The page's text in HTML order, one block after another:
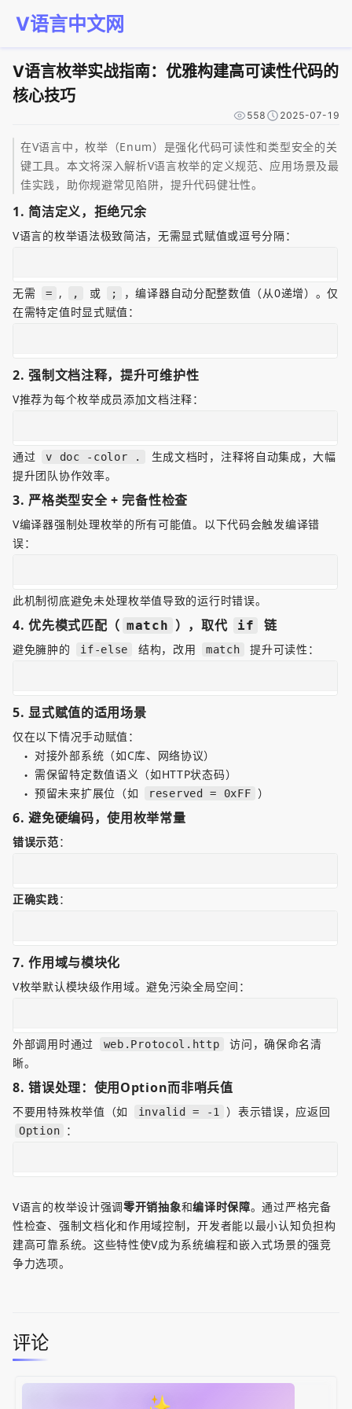
V语言中文网
V语言枚举实战指南：优雅构建高可读性代码的
核心技巧
2025-07-19
558
在V语言中，枚举（Enum）是强化代码可读性和类型安全的关
键工具。本文将深入解析V语言枚举的定义规范、应用场景及最
佳实践，助你规避常见陷阱，提升代码健壮性。
1. 简洁定义，拒绝冗余
V语言的枚举语法极致简洁，无需显式赋值或逗号分隔：
无需 = , , 或 ;
，编译器自动分配整数值（从0递增）。仅
在需特定值时显式赋值：
2. 强制文档注释，提升可维护性
V推荐为每个枚举成员添加文档注释：
通过 v doc -color .
生成文档时，注释将自动集成，大幅
提升团队协作效率。
3. 严格类型安全 + 完备性检查
V编译器强制处理枚举的所有可能值。以下代码会触发编译错
误：
此机制彻底避免未处理枚举值导致的运行时错误。
4. 优先模式匹配（ match ），取代 if 链
避免臃肿的 if-else 结构，改用 match 提升可读性：
5. 显式赋值的适用场景
仅在以下情况手动赋值：
● 对接外部系统（如C库、网络协议）
● 需保留特定数值语义（如HTTP状态码）
● 预留未来扩展位（如 reserved = 0xFF ）
6. 避免硬编码，使用枚举常量
错误示范：
正确实践：
7. 作用域与模块化
V枚举默认模块级作用域。避免污染全局空间：
外部调用时通过 web.Protocol.http
访问，确保命名清
晰。
8. 错误处理：使用Option而非哨兵值
不要用特殊枚举值（如 invalid = -1 ）表示错误，应返回
Option ：
V语言的枚举设计强调零开销抽象和编译时保障。通过严格完备
性检查、强制文档化和作用域控制，开发者能以最小认知负担构
建高可靠系统。这些特性使V成为系统编程和嵌入式场景的强竞
争力选项。
评论